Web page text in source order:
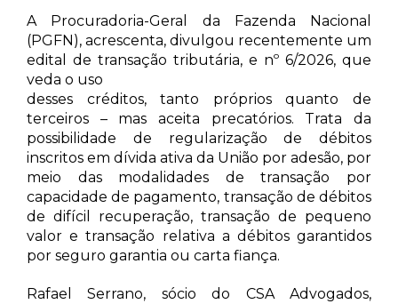
A Procuradoria-Geral da Fazenda Nacional
(PGFN), acrescenta, divulgou recentemente um
edital de transação tributária, e nº 6/2026, que
veda o uso
desses créditos, tanto próprios quanto de
terceiros – mas aceita precatórios. Trata da
possibilidade de regularização de débitos
inscritos em dívida ativa da União por adesão, por
meio das modalidades de transação por
capacidade de pagamento, transação de débitos
de difícil recuperação, transação de pequeno
valor e transação relativa a débitos garantidos
por seguro garantia ou carta fiança.
Rafael Serrano, sócio do CSA Advogados,